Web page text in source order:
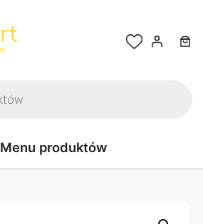
Menu produktów